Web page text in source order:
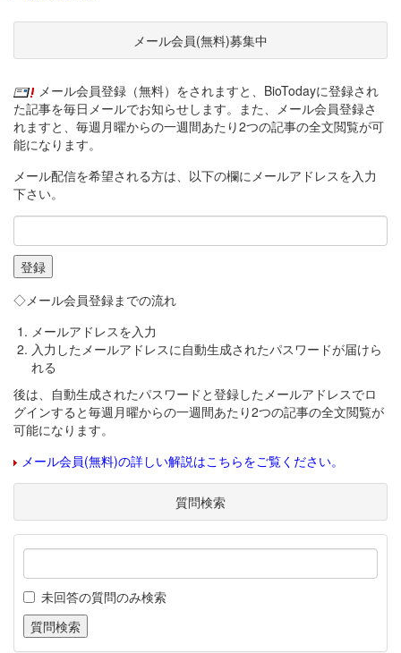
メール会員(無料)募集中
メール会員登録（無料）をされますと、BioTodayに登録され
た記事を毎日メールでお知らせします。また、メール会員登録さ
れますと、毎週月曜からの一週間あたり2つの記事の全文閲覧が可
能になります。
メール配信を希望される方は、以下の欄にメールアドレスを入力
下さい。
◇メール会員登録までの流れ
メールアドレスを入力
入力したメールアドレスに自動生成されたパスワードが届けら
れる
後は、自動生成されたパスワードと登録したメールアドレスでロ
グインすると毎週月曜からの一週間あたり2つの記事の全文閲覧が
可能になります。
メール会員(無料)の詳しい解説はこちらをご覧ください。
質問検索
未回答の質問のみ検索